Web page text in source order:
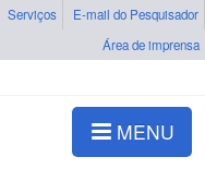
Serviços
E-mail do Pesquisador
Área de imprensa
MENU